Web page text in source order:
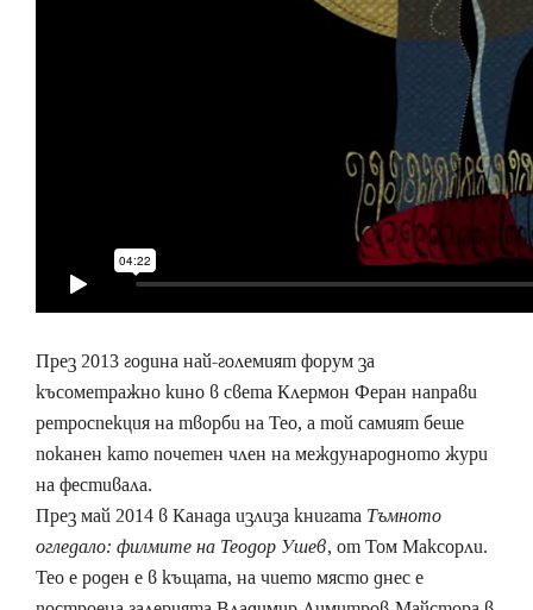
През 2013 година най-големият форум за
късометражно кино в света Клермон Феран направи
ретроспекция на творби на Тео, а той самият беше
поканен като почетен член на международното жури
на фестивала.
През май 2014 в Канада излиза книгата Тъмното
огледало: филмите на Теодор Ушев, от Том Максорли.
Тео е роден е в къщата, на чието място днес е